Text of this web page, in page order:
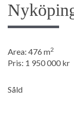
Area: 476 m2
Pris: 1 950 000 kr
Såld